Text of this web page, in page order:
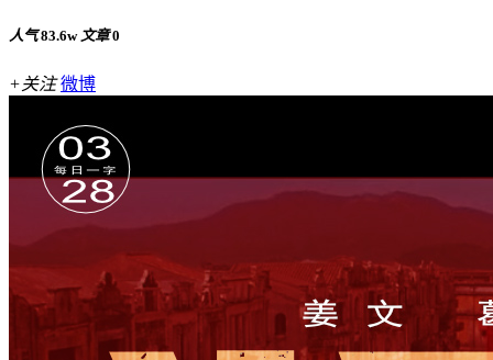
人气 83.6w 文章 0
+关注 微博